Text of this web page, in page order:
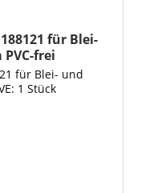
für Blei-
frei
für Blei- und
1 Stück